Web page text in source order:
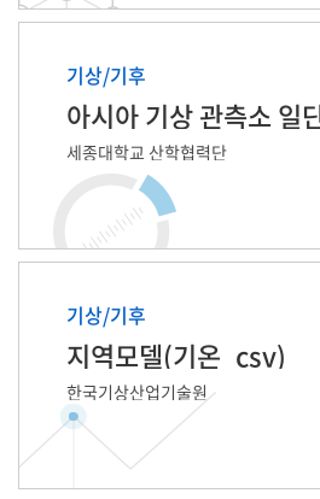
기상/기후
아시아 기상 관측소 일
세종대학교 산학협력단
기상/기후
지역모델(기온_csv)
한국기상산업기술원